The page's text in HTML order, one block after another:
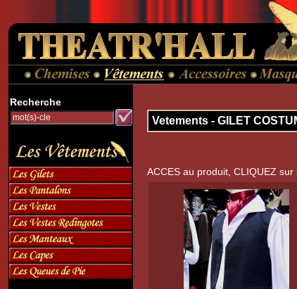
Recherche
Vetements - GILET
ACCES au produit, CLIQUEZ sur